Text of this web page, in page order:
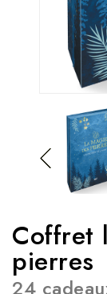
Coffret
pierres
24